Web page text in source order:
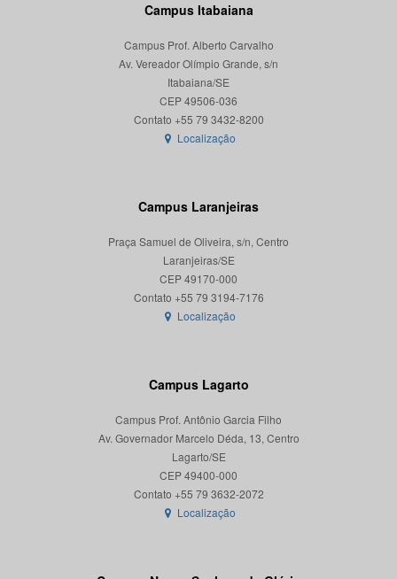
Campus Itabaiana
Campus Prof. Alberto Carvalho
Av. Vereador Olímpio Grande, s/n
Itabaiana/SE
CEP 49506-036
Localização
Campus Laranjeiras
Praça Samuel de Oliveira, s/n, Centro
Laranjeiras/SE
CEP 49170-000
Localização
Campus Lagarto
Campus Prof. Antônio Garcia Filho
Av. Governador Marcelo Déda, 13, Centro
Lagarto/SE
CEP 49400-000
Localização